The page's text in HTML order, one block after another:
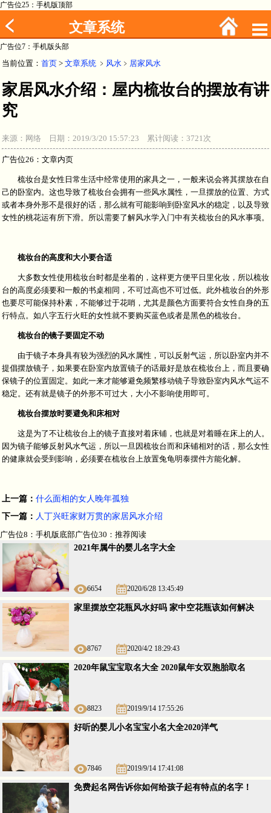
广告位25：手机版顶部
文章系统
广告位7：手机版头部
当前位置： 首页 > 文章系统 ﹥ 风水 ﹥ 居家风水
家居风水介绍：屋内梳妆台的摆放有讲
究
来源：网络 日期：2019/3/20 15:57:23 累计阅读：3721次
广告位26：文章内页
梳妆台是女性日常生活中经常使用的家具之一，一般来说会将其摆放在自
己的卧室内。这也导致了梳妆台会拥有一些风水属性，一旦摆放的位置、方式
或者本身外形不是很好的话，那么就有可能影响到卧室风水的稳定，以及导致
女性的桃花运有所下滑。所以需要了解风水学入门中有关梳妆台的风水事项。
梳妆台的高度和大小要合适
大多数女性使用梳妆台时都是坐着的，这样更方便平日里化妆，所以梳妆
台的高度必须要和一般的书桌相同，不可过高也不可过低。此外梳妆台的外形
也要尽可能保持朴素，不能够过于花哨，尤其是颜色方面要符合女性自身的五
行特点。如八字五行火旺的女性就不要购买蓝色或者是黑色的梳妆台。
梳妆台的镜子要固定不动
由于镜子本身具有较为强烈的风水属性，可以反射气运，所以卧室内并不
提倡摆放镜子，如果要在卧室内放置镜子的话最好是放在梳妆台上，而且要确
保镜子的位置固定。如此一来才能够避免频繁移动镜子导致卧室内风水气运不
稳定。还有就是镜子的外形不可过大，大小不影响使用即可。
梳妆台摆放时要避免和床相对
这是为了不让梳妆台上的镜子直接对着床铺，也就是对着睡在床上的人。
因为镜子能够反射风水气运，所以一旦因梳妆台而和床铺相对的话，那么女性
的健康就会受到影响，必须要在梳妆台上放置兔龟明泰摆件方能化解。
上一篇： 什么面相的女人晚年孤独
下一篇： 人丁兴旺家财万贯的家居风水介绍
广告位8：手机版底部广告位30：推荐阅读
2021年属牛的婴儿名字大全
6654 2020/6/28 13:45:49
家里摆放空花瓶风水好吗 家中空花瓶该如何解决
8767 2020/4/2 18:29:43
2020年鼠宝宝取名大全 2020鼠年女双胞胎取名
8823 2019/9/14 17:55:26
好听的婴儿小名宝宝小名大全2020洋气
7846 2019/9/14 17:41:08
免费起名网告诉你如何给孩子起有特点的名字！